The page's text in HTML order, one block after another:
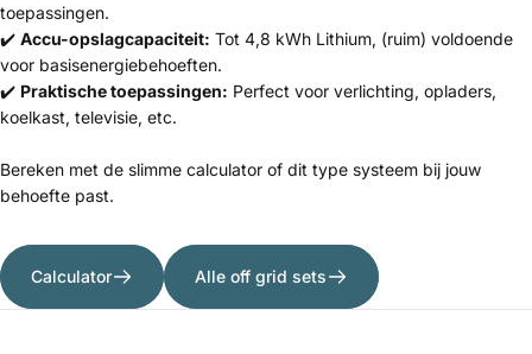
toepassingen.
✔️ Accu-opslagcapaciteit: Tot 4,8 kWh Lithium, (ruim) voldoende
voor basisenergiebehoeften.
✔️ Praktische toepassingen: Perfect voor verlichting, opladers,
koelkast, televisie, etc.
Bereken met de slimme calculator of dit type systeem bij jouw
behoefte past.
Calculator Alle off grid sets